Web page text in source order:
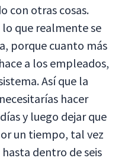
con otras cosas.
que realmente se
porque cuanto más
a los empleados,
Así que la
hacer
y luego dejar que
un tiempo, tal vez
dentro de seis